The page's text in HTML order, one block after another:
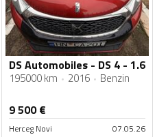
DS Automobiles - DS 4 - 1.6
195000 km 2016 Benzin
9 500€
Herceg Novi 07.05.26